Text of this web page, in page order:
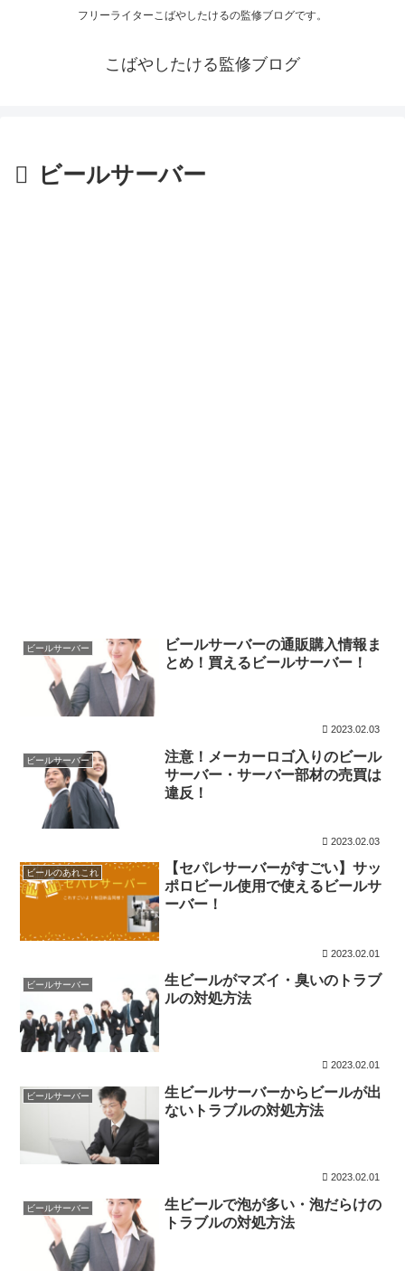
フリーライターこばやしたけるの監修ブログです。
こばやしたける監修ブログ
ビールサーバー
ビールサーバー
ビールサーバーの通販購入情報ま
とめ！買えるビールサーバー！
2023.02.03
ビールサーバー
注意！メーカーロゴ入りのビール
サーバー・サーバー部材の売買は
違反！
2023.02.03
ビールのあれこれ
【セパレサーバーがすごい】サッ
ポロビール使用で使えるビールサ
ーバー！
2023.02.01
ビールサーバー
生ビールがマズイ・臭いのトラブ
ルの対処方法
2023.02.01
ビールサーバー
生ビールサーバーからビールが出
ないトラブルの対処方法
2023.02.01
ビールサーバー
生ビールで泡が多い・泡だらけの
トラブルの対処方法